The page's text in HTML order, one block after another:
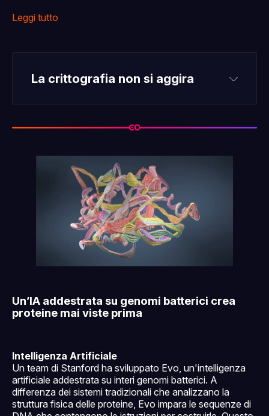
Leggi tutto
La crittografia non si aggira
solo per supporter
Un’IA addestrata su genomi batterici crea
proteine mai viste prima
Intelligenza Artificiale
Un team di Stanford ha sviluppato Evo, un'intelligenza
artificiale addestrata su interi genomi batterici. A
differenza dei sistemi tradizionali che analizzano la
struttura fisica delle proteine, Evo impara le sequenze di